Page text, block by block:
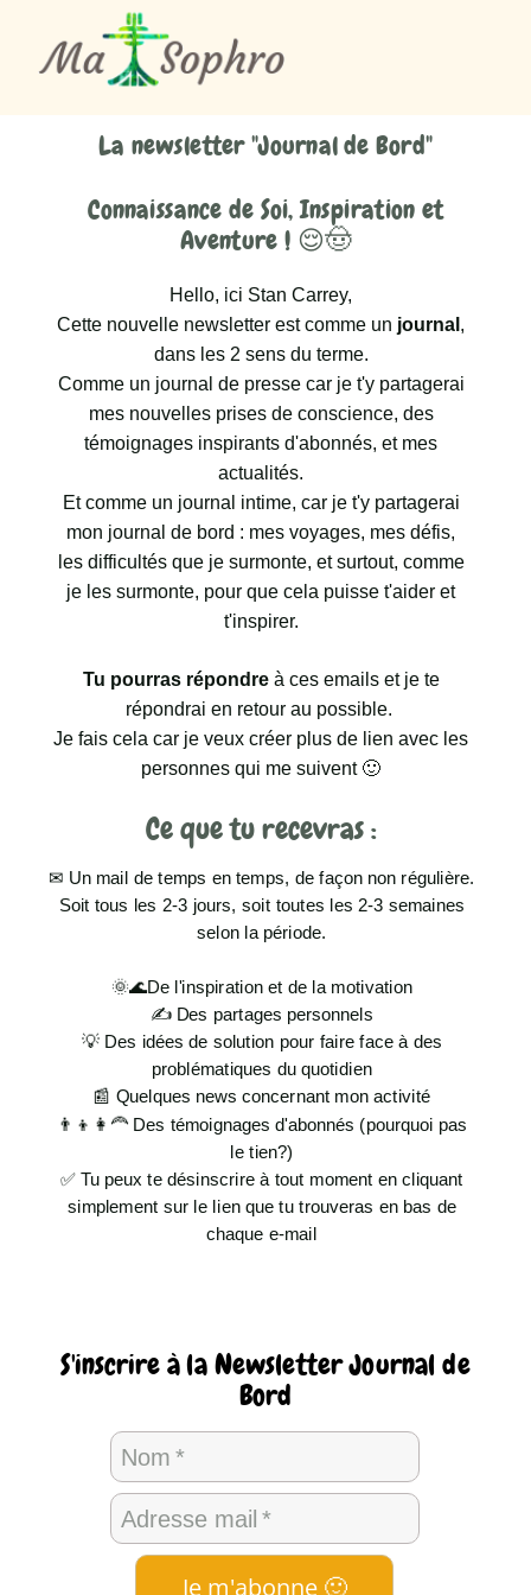
Hello, ici Stan Carrey,
Cette nouvelle newsletter est comme un journal ,
dans les 2 sens du terme.
Comme un journal de presse car je t'y partagerai
mes nouvelles prises de conscience, des
témoignages inspirants d'abonnés, et mes
actualités.
Et comme un journal intime, car je t'y partagerai
mon journal de bord : mes voyages, mes défis,
les difficultés que je surmonte, et surtout, comme
je les surmonte, pour que cela puisse t'aider et
t'inspirer.
Tu pourras répondre à ces emails et je te
répondrai en retour au possible.
Je fais cela car je veux créer plus de lien avec les
personnes qui me suivent 🙂
Nom
Adresse mail
Je m'abonne 🙂
S'inscrire à la Newsletter Journal de
Bord
✉ Un mail de temps en temps, de façon non régulière.
Soit tous les 2-3 jours, soit toutes les 2-3 semaines
selon la période.
🌞🌊De l'inspiration et de la motivation
✍ Des partages personnels
💡 Des idées de solution pour faire face à des
problématiques du quotidien
📰 Quelques news concernant mon activité
👨👦👩‍🦰 Des témoignages d'abonnés (pourquoi pas
le tien?)
✅ Tu peux te désinscrire à tout moment en cliquant
simplement sur le lien que tu trouveras en bas de
chaque e-mail
Ce que tu recevras :
La newsletter "Journal de Bord"
Connaissance de Soi, Inspiration et
Aventure ! 😌🤠